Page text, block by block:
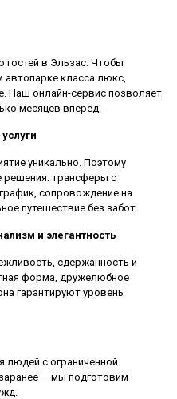
в Эльзас. Чтобы
автопарке класса люкс,
Наш онлайн-сервис позволяет
месяцев вперёд.
уникально. Поэтому
решения: трансферы с
сопровождение на
путешествие без забот.
и элегантность
сдержанность и
форма, дружелюбное
гарантируют уровень
людей с ограниченной
— мы подготовим